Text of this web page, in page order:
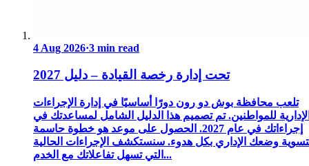
4 Aug 2026·3 min read
تحت إدارة رخصة القيادة – دليل 2027
تلعب محافظة بوش دو رون دورًا أساسيًا في إدارة الإجراءات
للمواطنين. تم تصميم هذا الدليل الشامل لمساعدتك في
إجراءاتك في عام 2027. الحصول على موعد هو خطوة حاسمة
وضعك الإداري بكل هدوء. سنستكشف الإجراءات الحالية
التي تسهل تفاعلاتك مع الخدم...